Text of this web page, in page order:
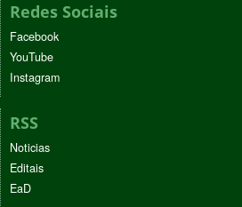
Redes Sociais
Facebook
YouTube
Instagram
RSS
Noticias
Editais
EaD